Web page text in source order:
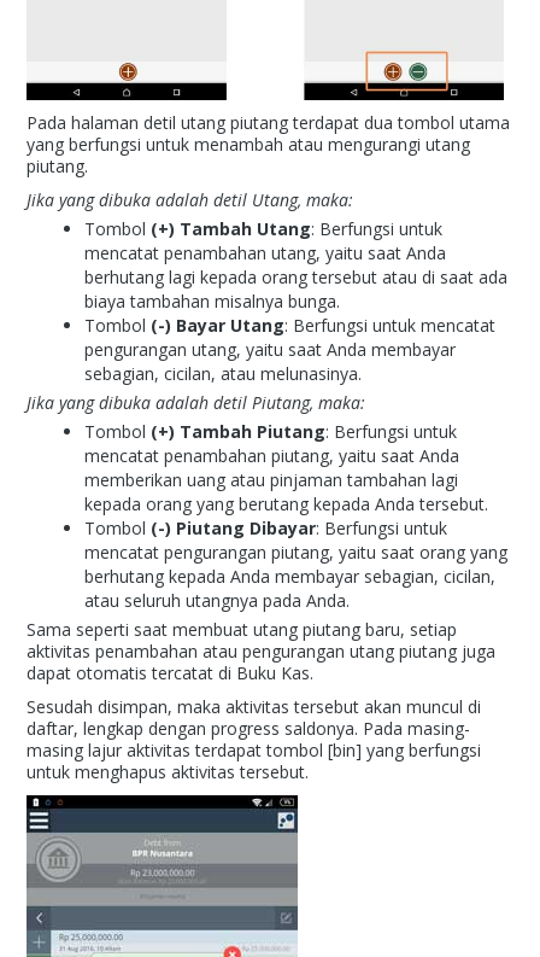
Pada halaman detil utang piutang terdapat dua tombol utama
yang berfungsi untuk menambah atau mengurangi utang
piutang.
Jika yang dibuka adalah detil Utang, maka:
Tombol (+) Tambah Utang: Berfungsi untuk
mencatat penambahan utang, yaitu saat Anda
berhutang lagi kepada orang tersebut atau di saat ada
biaya tambahan misalnya bunga.
Tombol (-) Bayar Utang: Berfungsi untuk mencatat
pengurangan utang, yaitu saat Anda membayar
sebagian, cicilan, atau melunasinya.
Jika yang dibuka adalah detil Piutang, maka:
Tombol (+) Tambah Piutang: Berfungsi untuk
mencatat penambahan piutang, yaitu saat Anda
memberikan uang atau pinjaman tambahan lagi
kepada orang yang berutang kepada Anda tersebut.
Tombol (-) Piutang Dibayar: Berfungsi untuk
mencatat pengurangan piutang, yaitu saat orang yang
berhutang kepada Anda membayar sebagian, cicilan,
atau seluruh utangnya pada Anda.
Sama seperti saat membuat utang piutang baru, setiap
aktivitas penambahan atau pengurangan utang piutang juga
dapat otomatis tercatat di Buku Kas.
Sesudah disimpan, maka aktivitas tersebut akan muncul di
daftar, lengkap dengan progress saldonya. Pada masing-
masing lajur aktivitas terdapat tombol [bin] yang berfungsi
untuk menghapus aktivitas tersebut.